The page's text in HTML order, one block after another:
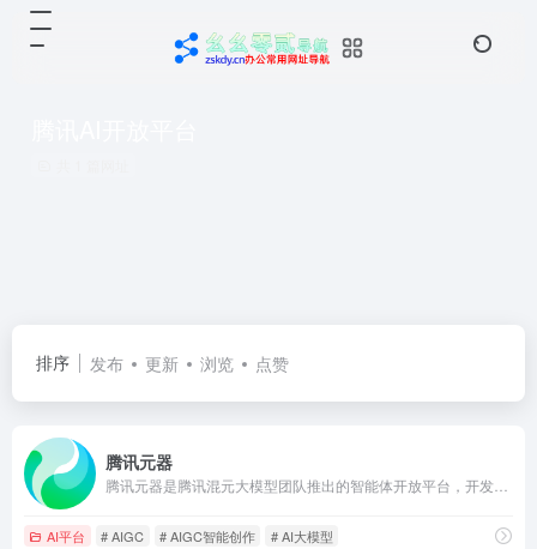
排序 发布 更新 浏览 点赞
腾讯元器
AI平台 # AIGC # AIGC智能创作 # AI大模型